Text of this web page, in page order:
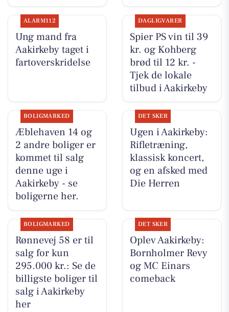
ALARM112
Ung mand fra
Aakirkeby taget i
fartoverskridelse
DAGLIGVARER
Spier PS vin til 39
kr. og Kohberg
brød til 12 kr. -
Tjek de lokale
tilbud i Aakirkeby
BOLIGMARKED
Æblehaven 14 og
2 andre boliger er
kommet til salg
denne uge i
Aakirkeby - se
boligerne her.
DET SKER
Ugen i Aakirkeby:
Rifletræning,
klassisk koncert,
og en afsked med
Die Herren
BOLIGMARKED
Rønnevej 58 er til
salg for kun
295.000 kr.: Se de
billigste boliger til
salg i Aakirkeby
her
DET SKER
Oplev Aakirkeby:
Bornholmer Revy
og MC Einars
comeback